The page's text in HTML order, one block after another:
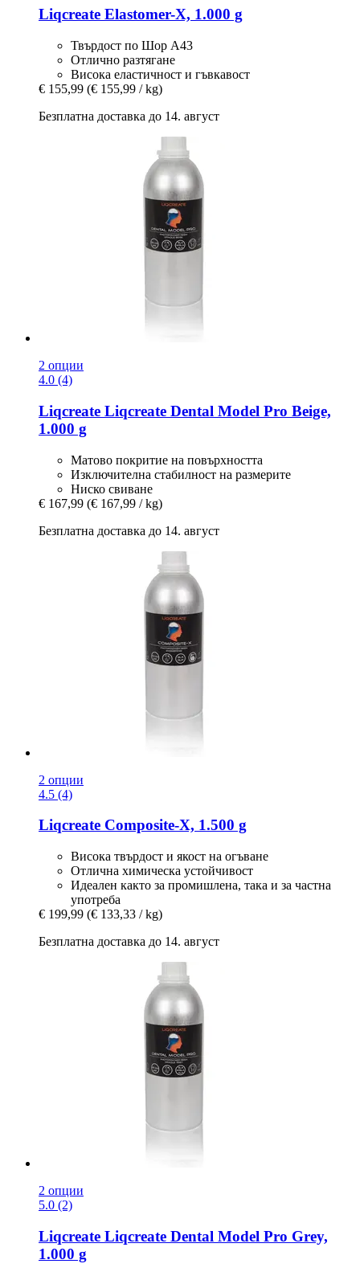
Liqcreate Elastomer-​X, 1.000 g
Твърдост по Шор А43
Отлично разтягане
Висока еластичност и гъвкавост
€ 155,99 (€ 155,99 / kg)
Безплатна доставка до 14. август
2 опции
4.0 (4)
Liqcreate Liqcreate Dental Model Pro Beige,
1.000 g
Матово покритие на повърхността
Изключителна стабилност на размерите
Ниско свиване
€ 167,99 (€ 167,99 / kg)
Безплатна доставка до 14. август
2 опции
4.5 (4)
Liqcreate Composite-​X, 1.500 g
Висока твърдост и якост на огъване
Отлична химическа устойчивост
Идеален както за промишлена, така и за частна
употреба
€ 199,99 (€ 133,33 / kg)
Безплатна доставка до 14. август
2 опции
5.0 (2)
Liqcreate Liqcreate Dental Model Pro Grey,
1.000 g